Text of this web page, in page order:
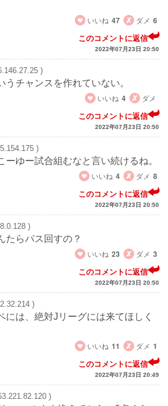
いいね 47 ダメ 6
このコメントに返信
2022年07月23日 20:50
)
チャンスを作れていない。
いいね 4 ダメ
このコメントに返信
2022年07月23日 20:50
)
ーゆー試合組むなと言い続けるね。
いいね 4 ダメ 8
このコメントに返信
2022年07月23日 20:50
)
たらパス回すの？
いいね 23 ダメ 3
このコメントに返信
2022年07月23日 20:50
)
には、絶対Jリーグには来てほしく
いいね 11 ダメ 1
このコメントに返信
2022年07月23日 20:49
)